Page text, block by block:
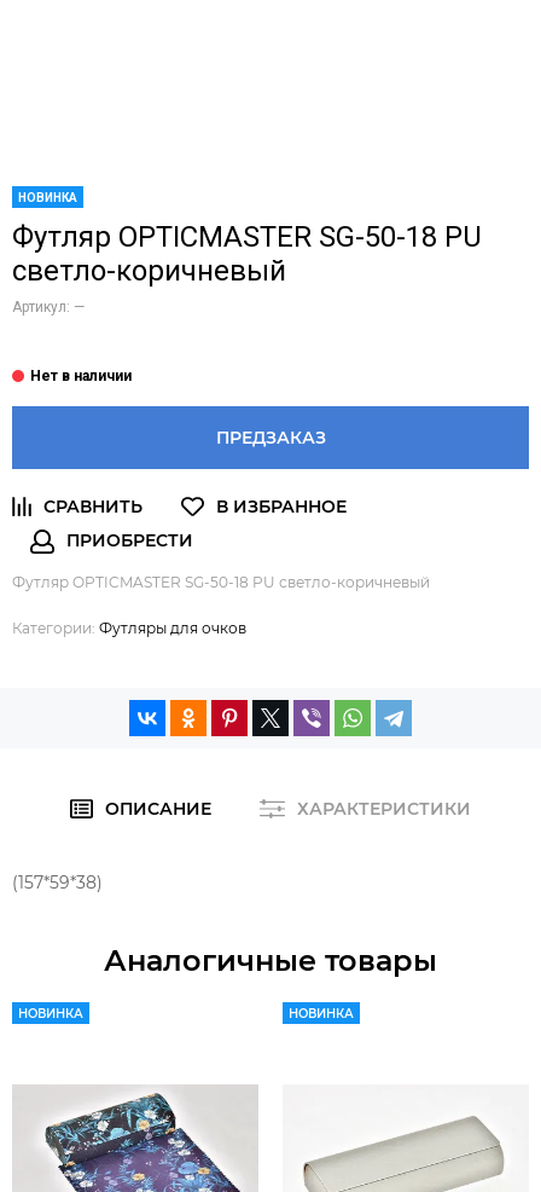
НОВИНКА
Футляр OPTICMASTER SG-50-18 PU
светло-коричневый
Артикул: —
ПРЕДЗАКАЗ
Футляр OPTICMASTER SG-50-18 PU светло-коричневый
Категории: Футляры для очков
ОПИСАНИЕ ХАРАКТЕРИСТИКИ
(157*59*38)
Аналогичные товары
НОВИНКА НОВИНКА